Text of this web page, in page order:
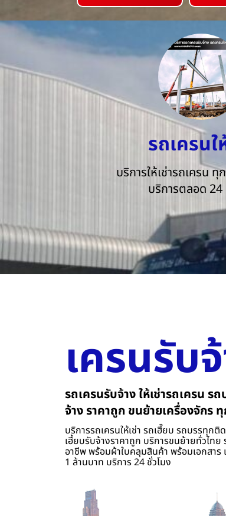
รถเครนใ
บริการให้เช่ารถเครน
บริการตลอด 24
เครนรับ
รถเครนรับจ้าง ให้เช่ารถเครน
จ้าง ราคาถูก ขนย้ายเครื่องจักร
บริการรถเครนให้เช่า รถเฮี๊ยบ รถบรรทุกติ
เฮี้ยบรับจ้างราคาถูก บริการขนย้ายทั่วไท
อาชีพ พร้อมผ้าใบคลุมสินค้า พร้อมเอกสาร
1 ล้านบาท บริการ 24 ชั่วโมง